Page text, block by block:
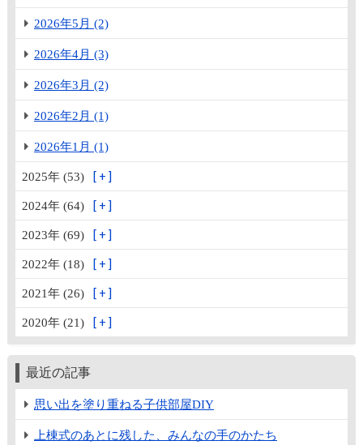
2026年5月 (2)
2026年4月 (3)
2026年3月 (2)
2026年2月 (1)
2026年1月 (1)
2025年 (53)
2024年 (64)
2023年 (69)
2022年 (18)
2021年 (26)
2020年 (21)
最近の記事
思い出を塗り重ねる子供部屋DIY
上棟式のあとに残した、みんなの手のかたち